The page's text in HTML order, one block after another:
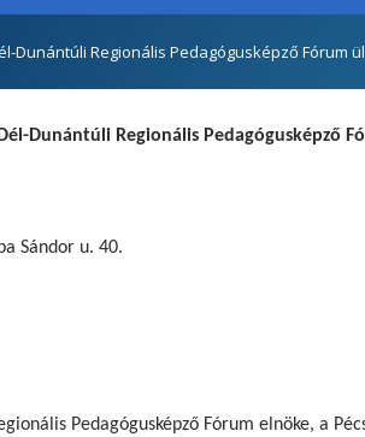
Dunántúli Regionális Pedagógusképző Fórum
Dunántúli Regionális Pedagógusképző
Sándor u. 40.
Pedagógusképző Fórum elnöke, a